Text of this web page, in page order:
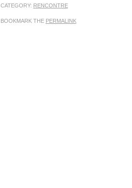
CATEGORY: RENCONTRE
BOOKMARK THE PERMALINK